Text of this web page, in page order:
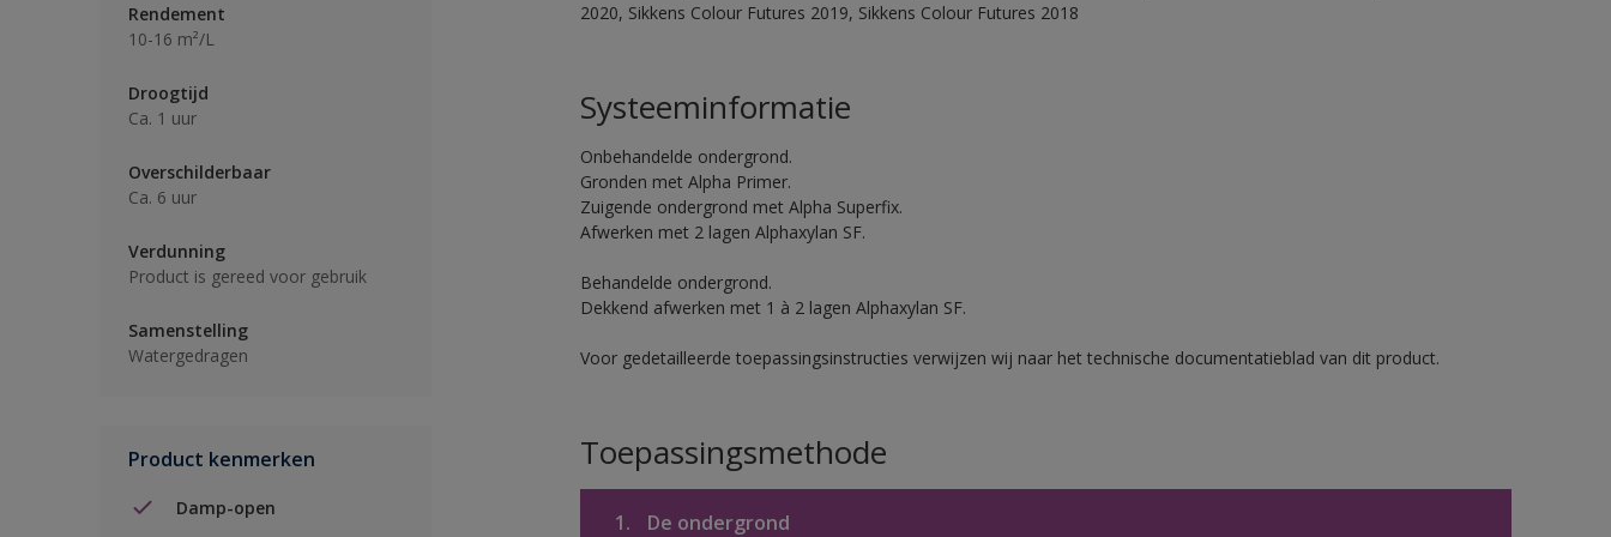
Rendement
10-16 m²/L
Droogtijd
Ca. 1 uur
Overschilderbaar
Ca. 6 uur
Verdunning
Product is gereed voor gebruik
Samenstelling
Watergedragen
Product kenmerken
Damp-open
2020, Sikkens Colour Futures 2019, Sikkens Colour Futures 2018
Systeeminformatie
Onbehandelde ondergrond.
Gronden met Alpha Primer.
Zuigende ondergrond met Alpha Superfix.
Afwerken met 2 lagen Alphaxylan SF.
Behandelde ondergrond.
Dekkend afwerken met 1 à 2 lagen Alphaxylan SF.
Voor gedetailleerde toepassingsinstructies verwijzen wij naar het technische documentatieblad van dit product.
Toepassingsmethode
1. De ondergrond